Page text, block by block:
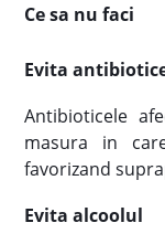
Ce sa nu faci
Evita
Antibioticele
masura in
favorizand
Evita alcoolul